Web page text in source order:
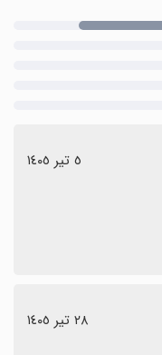
٥ تیر ١٤٠٥
٢٨ تیر ١٤٠٥